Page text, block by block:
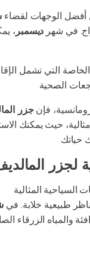
أفضل الوجهات لقضاء
في شهر ديسمبر ،
التي تشمل
فإنجزر
حيث يمكنك
لجزر
السياحية المثالية
طبيعية خلابة. في
والمياه الزرقاء